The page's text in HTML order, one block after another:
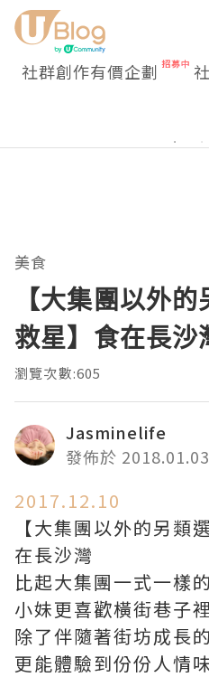
社群創作有價企劃
美食
【大集團以外
救星】食在長沙
瀏覽次數:605
Jasminelife
發佈於 2018.01.03
2017.12.10
【大集團以外的另
在長沙灣
比起大集團一式一樣
小妹更喜歡橫街巷子
除了伴隨著街坊成長
更能體驗到份份人情